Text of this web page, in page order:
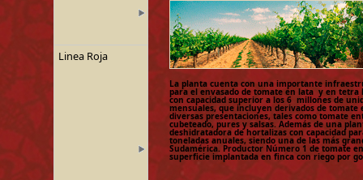
Linea Roja
La planta cuenta con una importante
para el envasado de tomate en lata y en tetra
con capacidad superior a los 6 millones de
mensuales, que incluyen derivados de tomate
diversas presentaciones, tales como tomate
cubeteado, pures y salsas. Además de una
deshidratadora de hortalizas con capacidad
toneladas anuales, siendo una de las más
Sudamérica. Productor Número 1 de tomate
superficie implantada en finca con riego por